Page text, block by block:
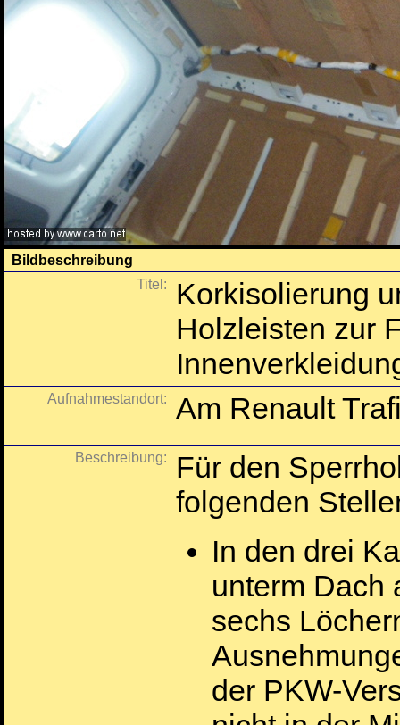
Bildbeschreibung
Titel:
Korkisolierung
Holzleisten zur
Aufnahmestandort: Am Renault
Beschreibung:
Für den
folgenden
In den drei
unterm Dach
sechs
der PKW-